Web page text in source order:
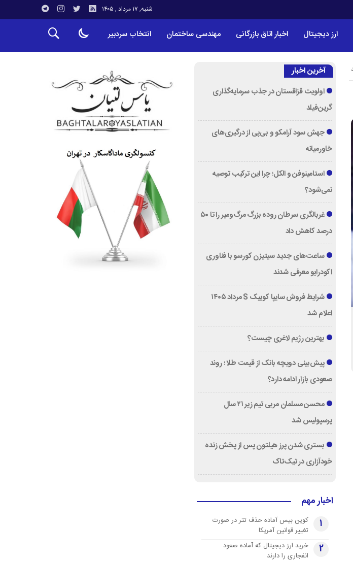
شنبه, ۱۷ مرداد , ۱۴۰۵
ارز دیجیتال اخبار اتاق بازرگانی مهندسی ساختمان انتخاب سردبیر
آخرین اخبار
اولویت قزاقستان در جذب سرمایه‌گذاری
گرین‌فیلد
جهش سود آرامکو و بی‌پی از درگیری‌های
خاورمیانه
استامینوفن و الکل؛ چرا این ترکیب توصیه
نمی‌شود؟
غربالگری سرطان روده بزرگ مرگ‌ومیر را تا ۵۰
درصد کاهش داد
ساعت‌های جدید سیتیزن کورسو با فناوری
اکودرایو معرفی شدند
شرایط فروش سایپا کوییک S مرداد ۱۴۰۵
اعلام شد
بهترین رژیم لاغری چیست؟
پیش‌بینی دویچه‌ بانک از قیمت طلا ؛ روند
صعودی بازار ادامه دارد؟
محسن مسلمان مربی تیم زیر ۲۱ سال
پرسپولیس شد
بستری شدن پرز هیلتون پس از پخش زنده
خودآزاری در تیک‌تاک
اخبار مهم
1
کوین بیس آماده حذف تتر در صورت
تغییر قوانین آمریکا
2
خرید ارز دیجیتال که آماده صعود
انفجاری را دارند